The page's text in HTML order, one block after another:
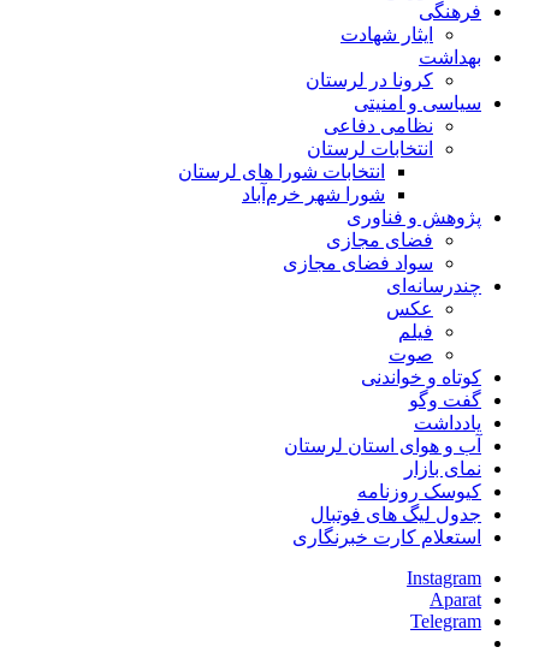
فرهنگی
ایثار شهادت
بهداشت
کرونا در لرستان
سیاسی و امنیتی
نظامی دفاعی
انتخابات لرستان
انتخابات شورا های لرستان
شورا شهر خرم‌آباد
پژوهش و فناوری
فضای مجازی
سواد فضای مجازی
چندرسانه‌ای
عكس
فیلم
صوت
کوتاه و خواندنی
گفت وگو
یادداشت
آب و هوای استان لرستان
نمای بازار
کیوسک روزنامه
جدول لیگ های فوتبال
استعلام کارت خبرنگاری
Instagram
Aparat
Telegram